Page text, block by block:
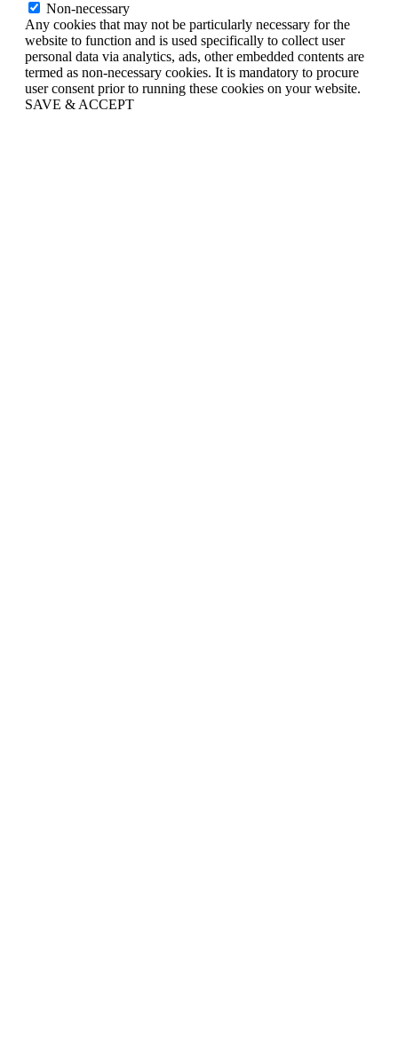
Non-necessary
Any cookies that may not be particularly necessary for the
website to function and is used specifically to collect user
personal data via analytics, ads, other embedded contents are
termed as non-necessary cookies. It is mandatory to procure
user consent prior to running these cookies on your website.
SAVE & ACCEPT